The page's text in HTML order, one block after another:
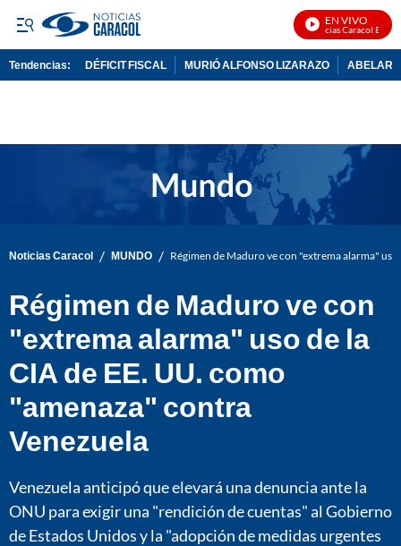
EN VIVO
Noticias Caracol En Vivo
Tendencias: DÉFICIT FISCAL MURIÓ ALFONSO LIZARAZO
Noticias Caracol / MUNDO / Régimen de Maduro ve con "extrema alarma"
Régimen de Maduro ve con
"extrema alarma" uso de la
CIA de EE. UU. como
"amenaza" contra
Venezuela
Venezuela anticipó que elevará una denuncia ante la
ONU para exigir una "rendición de cuentas" al Gobierno
de Estados Unidos y la "adopción de medidas urgentes